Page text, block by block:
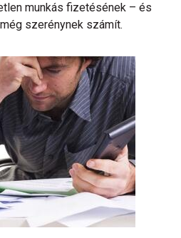
munkás fizetésének – és
szerénynek számít.